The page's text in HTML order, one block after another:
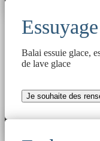
Essuyage
Balai essuie glace,
de lave glace
Je souhaite des